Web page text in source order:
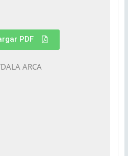
PDF
ARCA